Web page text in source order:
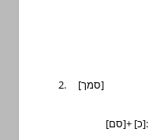
2. [סמך]
[סם]+ [כ]: